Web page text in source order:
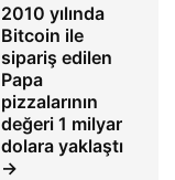
2010 yılında
Bitcoin ile
sipariş edilen
Papa
pizzalarının
değeri 1 milyar
dolara yaklaştı
→